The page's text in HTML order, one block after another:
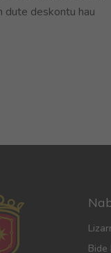
dute deskontu hau
Bide